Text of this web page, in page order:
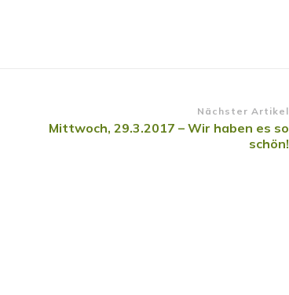
Nächster Artikel
Mittwoch, 29.3.2017 – Wir haben es so
schön!